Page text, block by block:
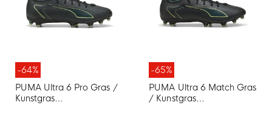
-64%
PUMA Ultra 6 Pro Gras /
Kunstgras
-65%
PUMA Ultra 6 Match Gras
/ Kunstgras